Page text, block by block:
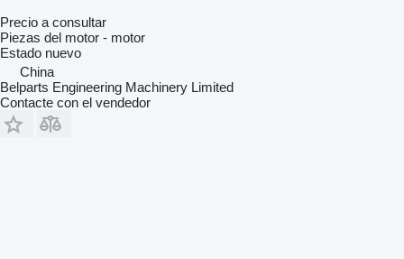
Precio a consultar
Piezas del motor - motor
Estado nuevo
China
Belparts Engineering Machinery Limited
Contacte con el vendedor